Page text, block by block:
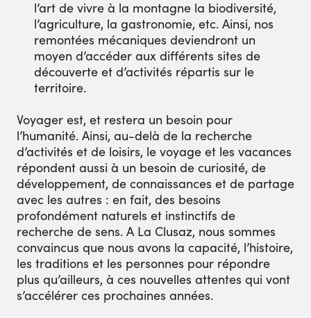
l’art de vivre à la montagne la biodiversité,
l’agriculture, la gastronomie, etc. Ainsi, nos
remontées mécaniques deviendront un
moyen d’accéder aux différents sites de
découverte et d’activités répartis sur le
territoire.
Voyager est, et restera un besoin pour
l’humanité. Ainsi, au-delà de la recherche
d’activités et de loisirs, le voyage et les vacances
répondent aussi à un besoin de curiosité, de
développement, de connaissances et de partage
avec les autres : en fait, des besoins
profondément naturels et instinctifs de
recherche de sens. A La Clusaz, nous sommes
convaincus que nous avons la capacité, l’histoire,
les traditions et les personnes pour répondre
plus qu’ailleurs, à ces nouvelles attentes qui vont
s’accélérer ces prochaines années.